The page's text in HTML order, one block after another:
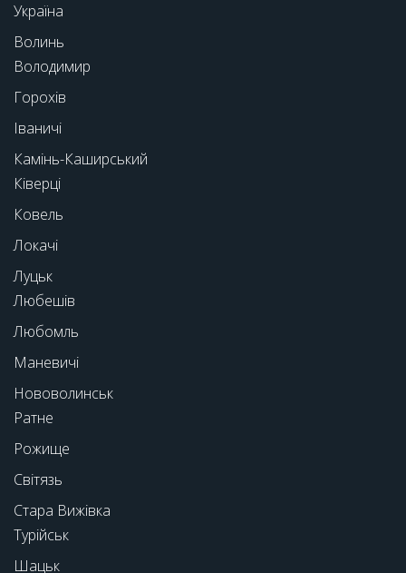
Україна
Волинь
Володимир
Горохів
Іваничі
Камінь-Каширський
Ківерці
Ковель
Локачі
Луцьк
Любешів
Любомль
Маневичі
Нововолинськ
Ратне
Рожище
Світязь
Стара Вижівка
Турійськ
Шацьк